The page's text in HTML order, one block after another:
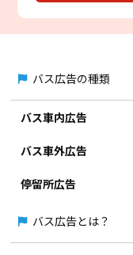
バス広告の種類
バス車内広告
バス車外広告
停留所広告
バス広告とは？